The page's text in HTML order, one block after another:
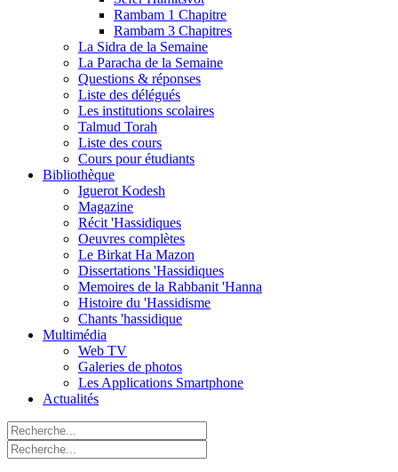
Rambam 1 Chapitre
Rambam 3 Chapitres
La Sidra de la Semaine
La Paracha de la Semaine
Questions & réponses
Liste des délégués
Les institutions scolaires
Talmud Torah
Liste des cours
Cours pour étudiants
Bibliothèque
Iguerot Kodesh
Magazine
Récit 'Hassidiques
Oeuvres complètes
Le Birkat Ha Mazon
Dissertations 'Hassidiques
Memoires de la Rabbanit 'Hanna
Histoire du 'Hassidisme
Chants 'hassidique
Multimédia
Web TV
Galeries de photos
Les Applications Smartphone
Actualités